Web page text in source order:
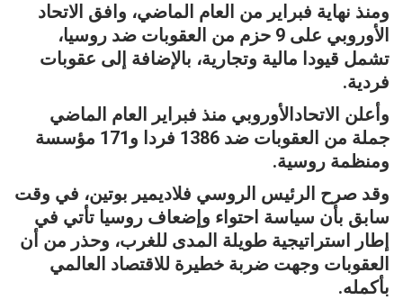
ومنذ نهاية فبراير من العام الماضي، وافق الاتحاد
الأوروبي على 9 حزم من العقوبات ضد روسيا،
تشمل قيودا مالية وتجارية، بالإضافة إلى عقوبات
فردية.
وأعلن الاتحادالأوروبي منذ فبراير العام الماضي
جملة من العقوبات ضد 1386 فردا و171 مؤسسة
ومنظمة روسية.
وقد صرح الرئيس الروسي فلاديمير بوتين، في وقت
سابق بأن سياسة احتواء وإضعاف روسيا تأتي في
إطار استراتيجية طويلة المدى للغرب، وحذر من أن
العقوبات وجهت ضربة خطيرة للاقتصاد العالمي
بأكمله.